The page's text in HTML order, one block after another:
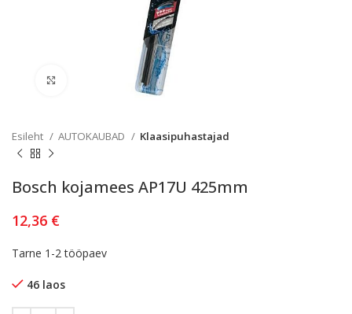
Kliki lülitamiseks
Esileht AUTOKAUBAD Klaasipuhastajad
Bosch kojamees AP17U 425mm
12,36 €
Tarne 1-2 tööpaev
46 laos